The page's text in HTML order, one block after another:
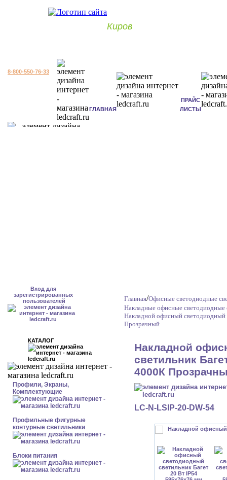
Киров
8-800-550-76-33
ГЛАВНАЯ
ПРАЙС
ЛИСТЫ
Вход для
зарегистрированных
пользователей
КАТАЛОГ
Профили, Экраны,
Комплектующие
Профильные фигурные
контурные светильники
Блоки питания
Главная/Офисные светодиодные
Накладные офисные светодиодные
Накладной офисный
Прозрачный
Накладной
светильник
4000К
LC-N-LSIP-20-DW-54